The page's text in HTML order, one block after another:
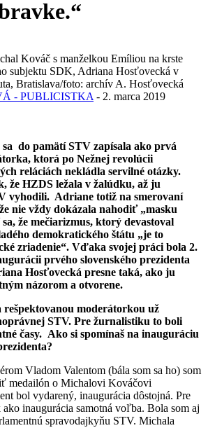
Kováč s manželkou Emíliou na krste
subjektu SDK, Adriana Hosťovecká v
Bratislava/foto: archív A. Hosťovecká
- PUBLICISTKA - 2. marca 2019
do pamätí STV zapísala ako prvá
ktorá po Nežnej revolúcii
reláciách nekládla servilné otázky.
že HZDS ležala v žalúdku, až ju
vyhodili. Adriane totiž na smerovaní
nie vždy dokázala nahodiť „masku
že mečiarizmus, ktorý devastoval
demokratického štátu „je to
zriadenie“. Vďaka svojej práci bola 2.
prvého slovenského prezidenta
Hosťovecká presne taká, ako ju
názorom a otvorene.
moderátorkou už
STV. Pre žurnalistiku to boli
časy. Ako si spomínaš na inauguráciu
Vladom Valentom (bála som sa ho) som
medailón o Michalovi Kováčovi
bol vydarený, inaugurácia dôstojná. Pre
inaugurácia samotná voľba. Bola som aj
spravodajkyňu STV. Michala